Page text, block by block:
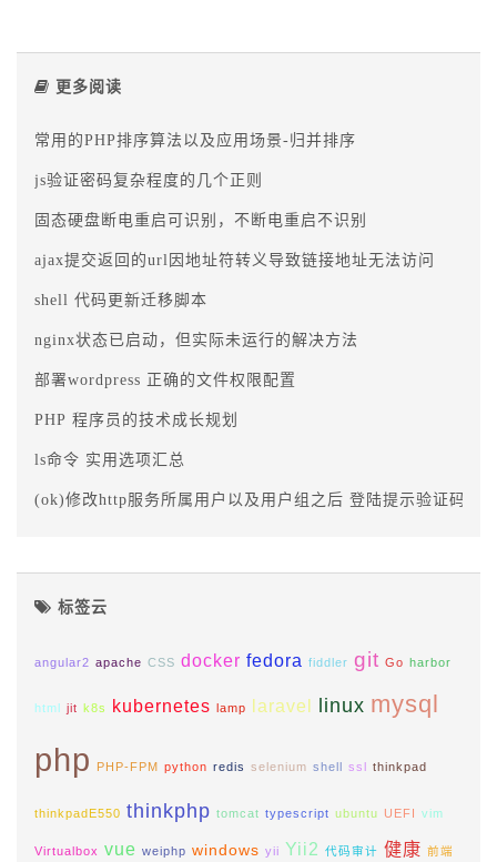
更多阅读
常用的PHP排序算法以及应用场景-归并排序
js验证密码复杂程度的几个正则
固态硬盘断电重启可识别，不断电重启不识别
ajax提交返回的url因地址符转义导致链接地址无法访问
shell 代码更新迁移脚本
nginx状态已启动，但实际未运行的解决方法
部署wordpress 正确的文件权限配置
PHP 程序员的技术成长规划
ls命令 实用选项汇总
(ok)修改http服务所属用户以及用户组之后 登陆提示验证码错
标签云
angular2 apache CSS docker fedora fiddler git Go harbor
html jit k8s kubernetes lamp laravel linux mysql
php PHP-FPM python redis selenium shell ssl thinkpad
thinkpadE550 thinkphp tomcat typescript ubuntu UEFI vim
Virtualbox vue weiphp windows yii Yii2 代码审计 健康 前端